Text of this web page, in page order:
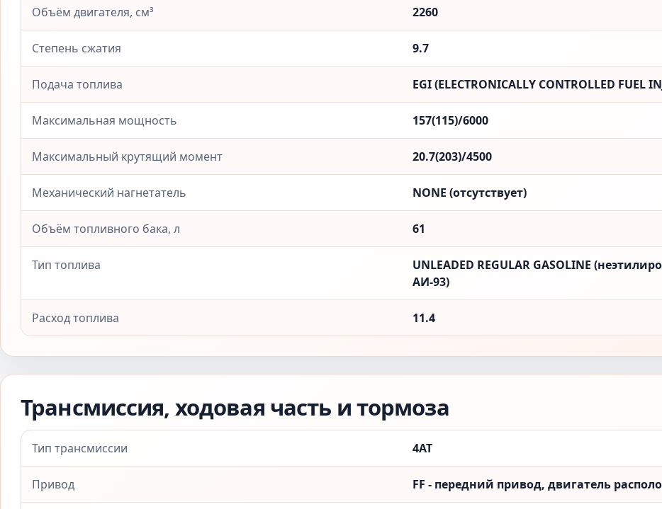
Объём двигателя, см³ 2260
Степень сжатия 9.7
Подача топлива EGI (ELECTRONICALLY CONTROLLED FUEL
Максимальная мощность 157(115)/6000
Максимальный крутящий момент 20.7(203)/4500
Механический нагнетатель NONE (отсутствует)
Объём топливного бака, л 61
Тип топлива
UNLEADED REGULAR GASOLINE
АИ-93)
Расход топлива 11.4
Трансмиссия, ходовая часть и тормоза
Тип трансмиссии 4AT
Привод FF - передний привод, двигатель